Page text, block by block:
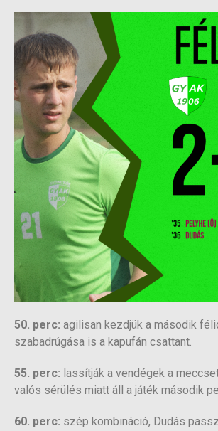
50. perc: agilisan kezdjük a második
szabadrúgása is a kapufán csattant.
55. perc: lassítják a vendégek a
valós sérülés miatt áll a játék második
60. perc: szép kombináció, Dudás